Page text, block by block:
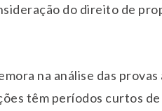
do direito de
na análise das
têm períodos curtos